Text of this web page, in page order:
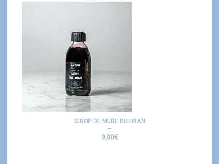
SIROP DE MURE DU LIBAN
9,00€